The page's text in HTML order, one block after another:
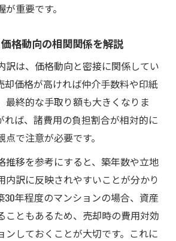
重要です。
格動向の相関関係を解説
訳は、価格動向と密接に関係してい
却価格が高ければ仲介手数料や印紙
最終的な手取り額も大きくなりま
れば、諸費用の負担割合が相対的に
で注意が必要です。
推移を参考にすると、築年数や立地
内訳に反映されやすいことが分かり
30年程度のマンションの場合、資産
こともあるため、売却時の費用対効
ンしておくことが大切です。これに